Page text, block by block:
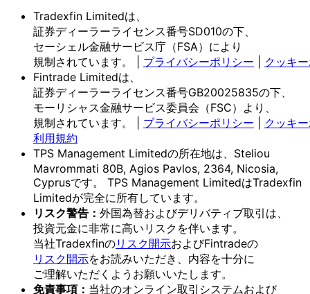
Tradexfin Limitedは、
証券ディーラーライセンス番号SD010の下、
セーシェル金融サービス庁 （FSA）により
規制されています。
プライバシーポリシー
クッキ
Fintrade Limitedは、
証券ディーラーライセンス番号GB20025835の下、
モーリシャス金融サービス委員会 （FSC）より、
規制されています。
プライバシーポリシー
クッキ
利用規約
TPS Management Limitedの所在地は、 Steliou
Mavrommati 80B, Agios Pavlos, 2364, Nicosia,
Cyprusです。
TPS Management LimitedはTradexfin
Limitedが完全に所有しています。
リスク警告： 外国為替およびデリバティブ取引は、
投資元金に非常に高いリスクを伴います。
当社Tradexfinのリスク開示およびFintradeの
リスク開示をお読みいただき、 内容を十分に
ご理解いただく よう お願いいたします。
免責事項： 当社のオンライン取引システムおよび